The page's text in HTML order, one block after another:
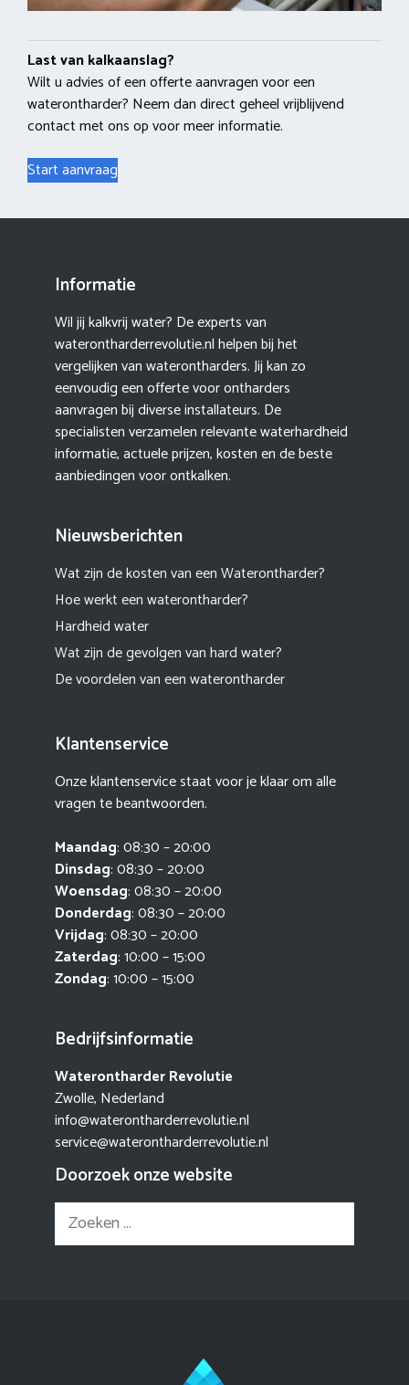
Last van kalkaanslag?
Wilt u advies of een offerte aanvragen voor een
waterontharder? Neem dan direct geheel vrijblijvend
contact met ons op voor meer informatie.
Start aanvraag
Informatie
Wil jij kalkvrij water? De experts van
waterontharderrevolutie.nl helpen bij het
vergelijken van waterontharders. Jij kan zo
eenvoudig een offerte voor ontharders
aanvragen bij diverse installateurs. De
specialisten verzamelen relevante waterhardheid
informatie, actuele prijzen, kosten en de beste
aanbiedingen voor ontkalken.
Nieuwsberichten
Wat zijn de kosten van een Waterontharder?
Hoe werkt een waterontharder?
Hardheid water
Wat zijn de gevolgen van hard water?
De voordelen van een waterontharder
Klantenservice
Onze klantenservice staat voor je klaar om alle
vragen te beantwoorden.
Maandag: 08:30 – 20:00
Dinsdag: 08:30 – 20:00
Woensdag: 08:30 – 20:00
Donderdag: 08:30 – 20:00
Vrijdag: 08:30 – 20:00
Zaterdag: 10:00 – 15:00
Zondag: 10:00 – 15:00
Bedrijfsinformatie
Waterontharder Revolutie
Zwolle, Nederland
info@waterontharderrevolutie.nl
service@waterontharderrevolutie.nl
Doorzoek onze website
Zoek
naar: